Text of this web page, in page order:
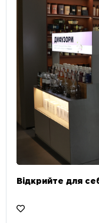
Відкрийте для